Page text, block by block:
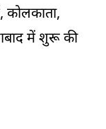
कोलकाता,
में शुरू की